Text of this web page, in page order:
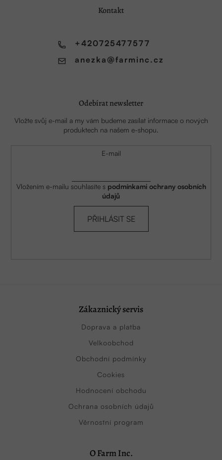
Kontakt
anezka @farminc.cz
+420725477577
Odebírat newsletter
Vložte svůj e-mail a my vám budeme zasílat informace o nových
produktech na našem e-shopu.
E-mail
Vložením e-mailu souhlasíte s podmínkami ochrany osobních
údajů
PŘIHLÁSIT SE
Zákaznický servis
Doprava a platba
Velkoobchod
Obchodní podmínky
Cookies
Hodnocení obchodu
Ochrana osobních údajů
Věrnostní program
O Farm Inc.